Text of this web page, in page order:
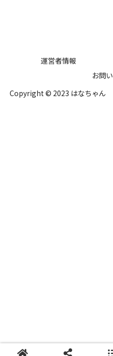
運営者情報
お問
Copyright © 2023 はなちゃん